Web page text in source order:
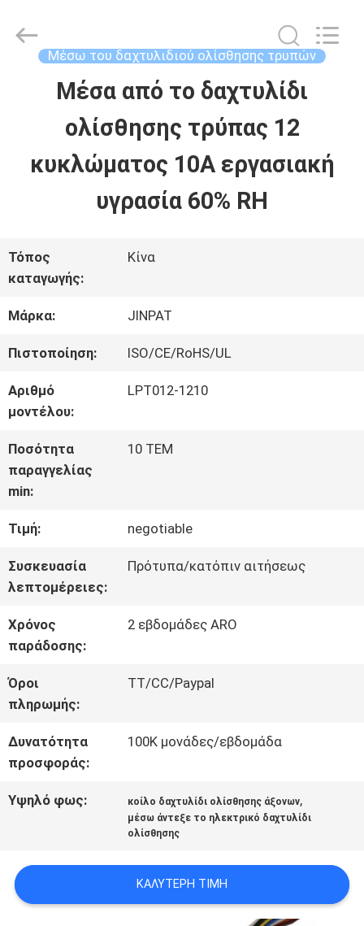
ΠΡΟΪΌΝΤΑ
ΕΜΦΆΝΙΣΗ
VR
ΠΕΡΊΠΟΥ
ΕΜΕΊΣ
ΓΎΡΟΣ
ΕΡΓΟΣΤΑΣΊΩΝ
ΠΟΙΟΤΙΚΌΣ
ΈΛΕΓΧΟΣ
ΕΛΆΤΕ
ΣΕ
ΕΠΑΦΉ
ΜΕ
ΖΗΤΉΣΤΕ
ΑΠΌΣΠΑΣΜΑ
Electronics
Μέσω του δαχτυλιδιού ολίσθησης τρυπών
Μέσα από το δαχτυλίδι
ολίσθησης τρύπας 12
κυκλώματος 10A εργασιακή
υγρασία 60% RH
Τόπος
καταγωγής:
Κίνα
Μάρκα: JINPAT
Πιστοποίηση: ISO/CE/RoHS/UL
Αριθμό
μοντέλου:
LPT012-1210
Ποσότητα
παραγγελίας
min:
10 ΤΕΜ
Τιμή: negotiable
Συσκευασία
λεπτομέρειες:
Πρότυπα/κατόπιν αιτήσεως
Χρόνος
παράδοσης:
2 εβδομάδες ARO
Όροι
πληρωμής:
TT/CC/Paypal
Δυνατότητα
προσφοράς:
100K μονάδες/εβδομάδα
Υψηλό φως: κοίλο δαχτυλίδι ολίσθησης άξονων,
μέσω άντεξε το ηλεκτρικό δαχτυλίδι
ολίσθησης
ΚΑΛΎΤΕΡΗ ΤΙΜΉ